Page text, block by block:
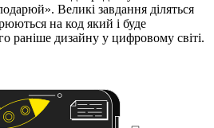
Великі завдання діляться
на код який і буде
раніше дизайну у цифровому світі.